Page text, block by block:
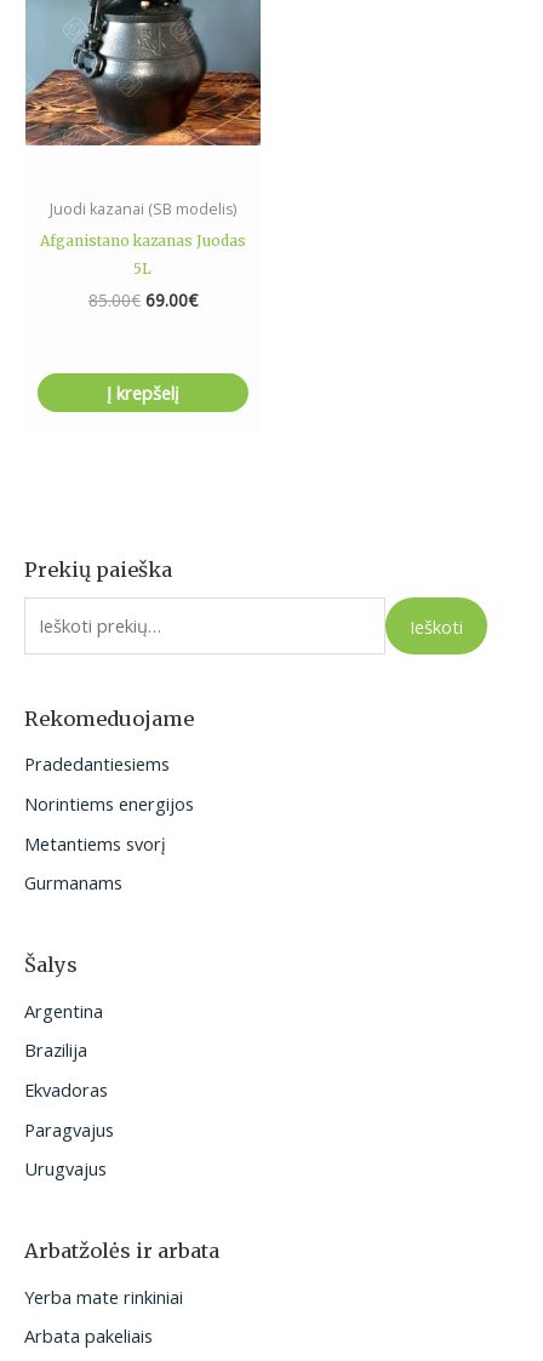
Prekių paieška
I
e
o
:
Ieškoti
Rekomeduojame
Pradedantiesiems
Norintiems energijos
Metantiems svorį
Gurmanams
Šalys
Argentina
Brazilija
Ekvadoras
Paragvajus
Urugvajus
Arbatžolės ir arbata
Yerba mate rinkiniai
Arbata pakeliais
Juodi kazanai (SB modelis)
Afganistano kazanas Juodas
5L
85.00€ 69.00€
Į krepšelį